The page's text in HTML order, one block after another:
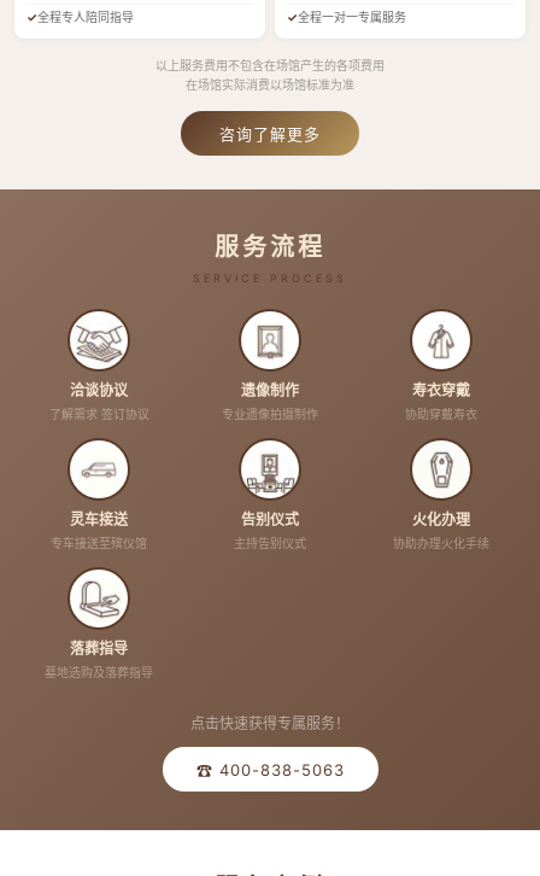
全程专人陪同指导
全程一对一专属服务
以上服务费用不包含在场馆产生的各项费用
在场馆实际消费以场馆标准为准
咨询了解更多
服务流程
SERVICE PROCESS
洽谈协议
了解需求 签订协议
遗像制作
专业遗像拍摄制作
寿衣穿戴
协助穿戴寿衣
灵车接送
专车接送至殡仪馆
告别仪式
主持告别仪式
火化办理
协助办理火化手续
落葬指导
墓地选购及落葬指导
点击快速获得专属服务！
☎ 400-838-5063